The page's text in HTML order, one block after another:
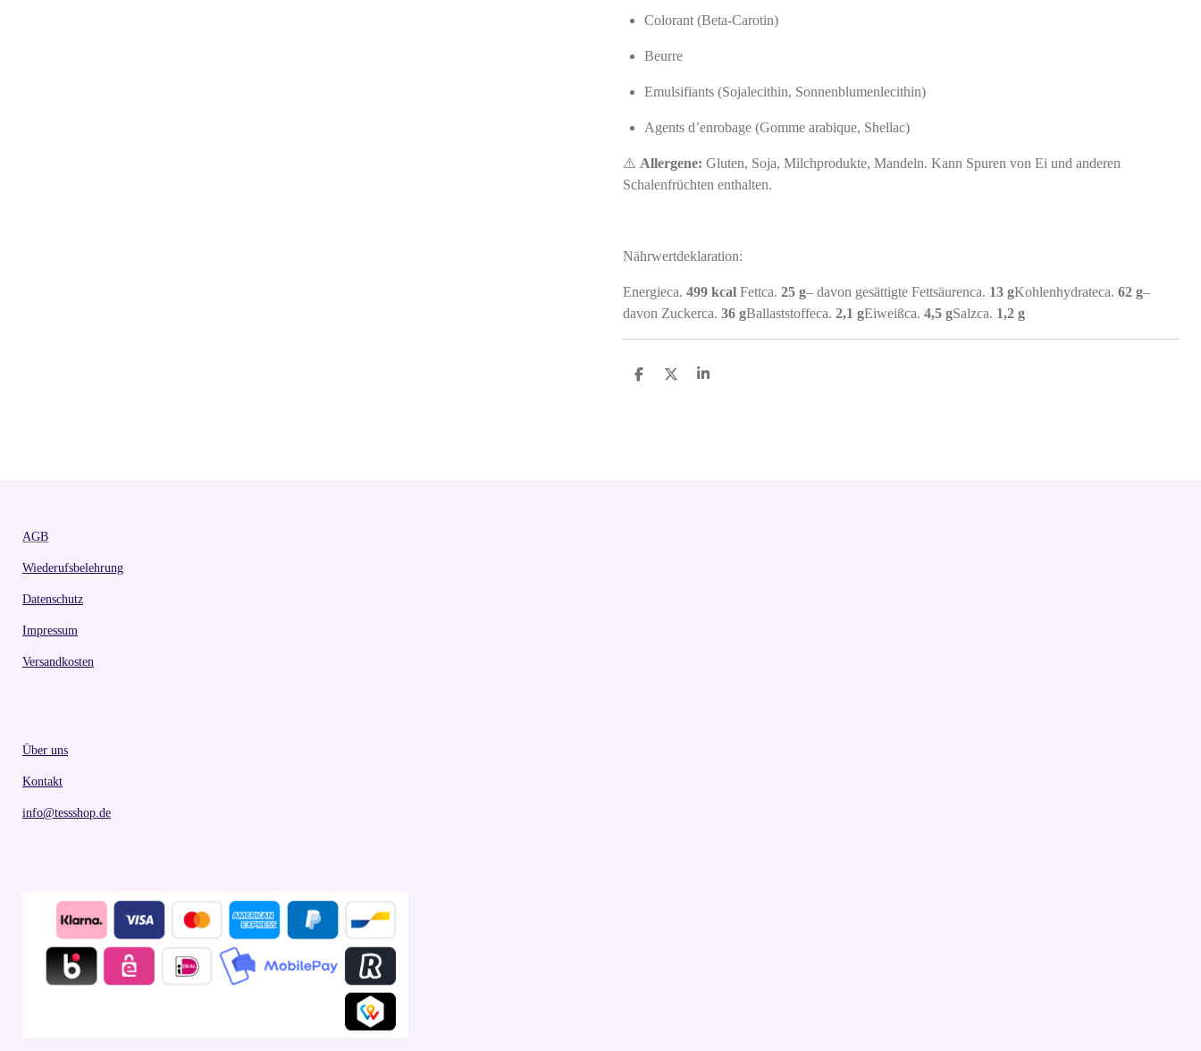
Colorant (Beta-Carotin)
Beurre
Emulsifiants (Sojalecithin, Sonnenblumenlecithin)
Agents d’enrobage (Gomme arabique, Shellac)
⚠️ Allergene: Gluten, Soja, Milchprodukte, Mandeln. Kann Spuren von Ei und anderen
Schalenfrüchten enthalten.
Nährwertdeklaration:
Energieca. 499 kcal Fettca. 25 g– davon gesättigte Fettsäurenca. 13 gKohlenhydrateca. 62 g–
davon Zuckerca. 36 gBallaststoffeca. 2,1 gEiweißca. 4,5 gSalzca. 1,2 g
S
S
S
AGB
Wiederufsbelehrung
Datenschutz
Impressum
Versandkosten
Über uns
Kontakt
info@tessshop.de